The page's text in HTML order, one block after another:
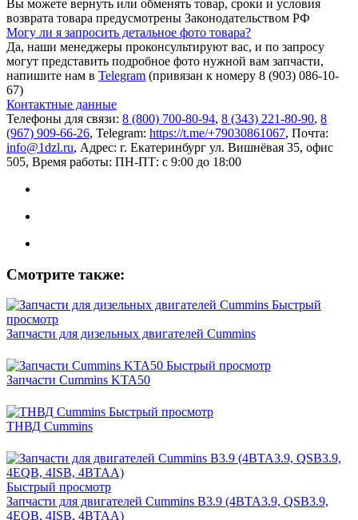
Вы можете вернуть или обменять товар, сроки и условия
возврата товара предусмотрены Законодательством РФ
Могу ли я запросить детальное фото товара?
Да, наши менеджеры проконсультируют вас, и по запросу
могут представить подробное фото нужной вам запчасти,
напишите нам в Telegram (привязан к номеру 8 (903) 086-10-
67)
Контактные данные
Телефоны для связи: 8 (800) 700-80-94, 8 (343) 221-80-90, 8
(967) 909-66-26, Telegram: https://t.me/+79030861067, Почта:
info@1dzl.ru, Адрес: г. Екатеринбург ул. Вишнёвая 35, офис
505, Время работы: ПН-ПТ: с 9:00 до 18:00
Смотрите также:
Быстрый
просмотр
Запчасти для дизельных двигателей Cummins
Быстрый просмотр
Запчасти Cummins KTA50
Быстрый просмотр
ТНВД Cummins
Быстрый просмотр
Запчасти для двигателей Cummins B3.9 (4BTA3.9, QSB3.9,
4EQB, 4ISB, 4BTAA)